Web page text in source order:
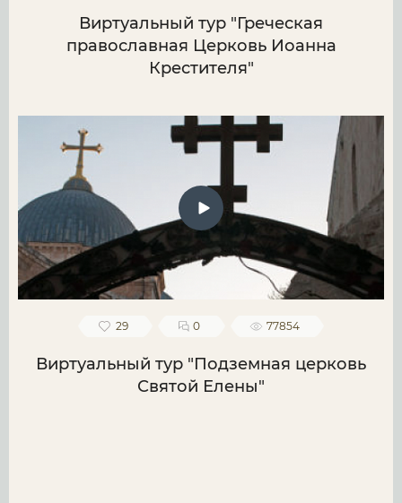
Виртуальный тур "Греческая
православная Церковь Иоанна
Крестителя"
29 0 77854
Виртуальный тур "Подземная церковь
Святой Елены"